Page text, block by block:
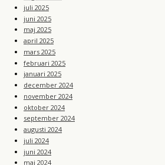
juli 2025
juni 2025
maj 2025
april 2025
mars 2025
februari 2025
januari 2025
december 2024
november 2024
oktober 2024
september 2024
augusti 2024
juli 2024
juni 2024
maj 2024